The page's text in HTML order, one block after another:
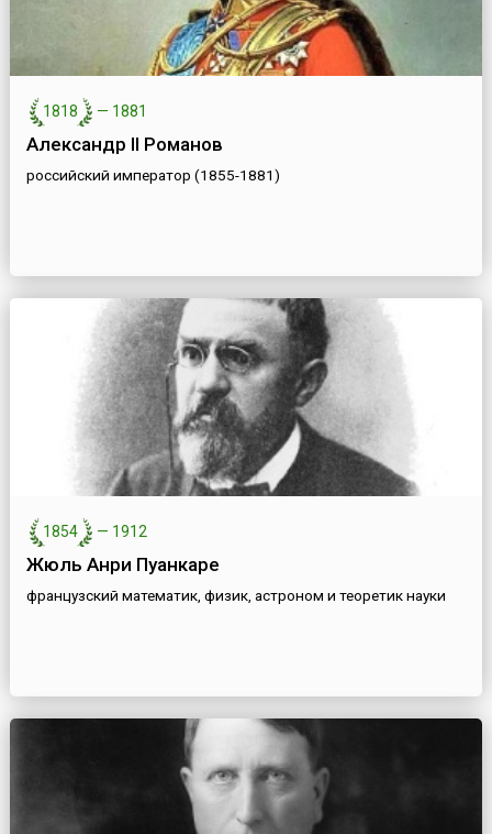
1818 — 1881
Александр II Романов
российский император (1855-1881)
1854 — 1912
Жюль Анри Пуанкаре
французский математик, физик, астроном и теоретик науки